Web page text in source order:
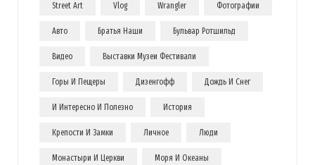
Street Art Vlog Wrangler Фотографии
Авто Братья Наши Бульвар Ротшильд
Видео Выставки Музеи Фестивали
Горы И Пещеры Дизенгофф Дождь И Снег
И Интересно И Полезно История
Крепости И Замки Личное Люди
Монастыри И Церкви Моря И Океаны